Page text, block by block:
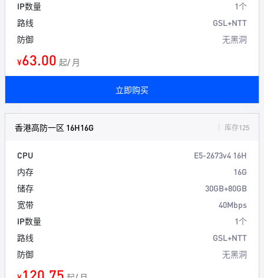
IP数量
1个
路线
GSL+NTT
防御
无黑洞
¥63.00 起/ 月
立即购买
香港高防一区 16H16G 库存125
CPU
E5-2673v4 16H
内存
16G
储存
30GB+80GB
宽带
40Mbps
IP数量
1个
路线
GSL+NTT
防御
无黑洞